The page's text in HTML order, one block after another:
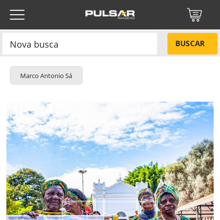
BUSCAR
Marco Antonio Sá
Título do projeto
ENVIAR
NÃO
SIM
Título do projeto
Tamanho P
R$ 57,00
Tamanho MR$ 114,00
Tamanho GR$ 171,00